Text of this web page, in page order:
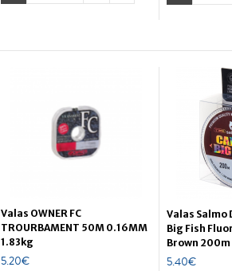
Valas OWNER FC
TROURBAMENT 50M 0.16MM
1.83kg
5.20€
Valas Salmo
Big Fish
Brown 200m
5.40€